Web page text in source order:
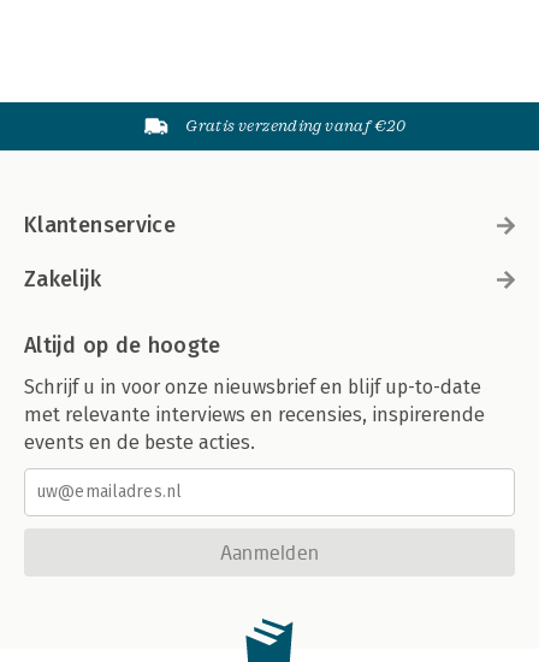
Gratis verzending vanaf €20
Klantenservice
Zakelijk
Altijd op de hoogte
Schrijf u in voor onze nieuwsbrief en blijf up-to-date
met relevante interviews en recensies, inspirerende
events en de beste acties.
Aanmelden